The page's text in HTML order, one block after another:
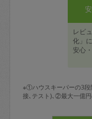
レビ
化」
安心
※①ハウスキーパーの3段
接､テスト)､②最大一億